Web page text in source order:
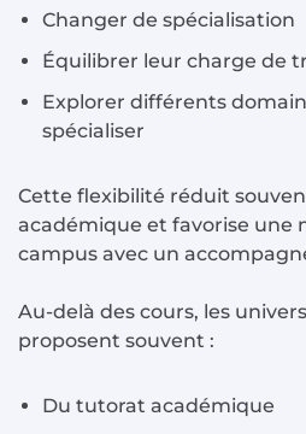
Changer de spécialisation
Équilibrer leur charge de
Explorer différents
spécialiser
Cette flexibilité réduit
académique et favorise une
campus avec un
Au-delà des cours, les
proposent souvent :
Du tutorat académique